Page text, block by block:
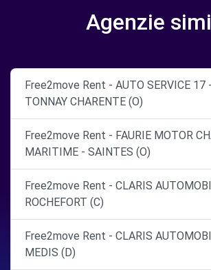
Agenzie
Free2move Rent - AUTO SERVICE 17
TONNAY CHARENTE (O)
Free2move Rent - FAURIE MOTOR
MARITIME - SAINTES (O)
Free2move Rent - CLARIS
ROCHEFORT (C)
Free2move Rent - CLARIS
MEDIS (D)